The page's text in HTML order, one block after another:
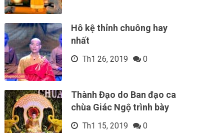
Hô kệ thỉnh chuông hay
nhất
Th1 26, 2019 0
Thành Đạo do Ban đạo ca
chùa Giác Ngộ trình bày
Th1 15, 2019 0